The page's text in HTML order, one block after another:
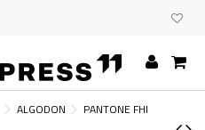
ALGODON
PANTONE FHI